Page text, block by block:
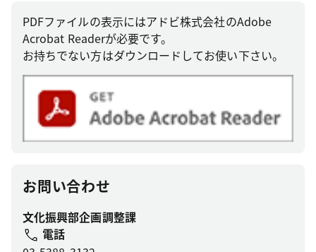
PDFファイルの表示にはアドビ株式会社のAdobe
Acrobat Readerが必要です。
お持ちでない方はダウンロードしてお使い下さい。
お問い合わせ
文化振興部企画調整課
電話